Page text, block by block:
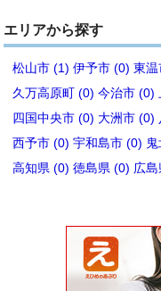
エリアから探す
松山市 (1) 伊予市 (0) 東
久万高原町 (0) 今治市 (0)
四国中央市 (0) 大洲市 (0)
西予市 (0) 宇和島市 (0)
高知県 (0) 徳島県 (0) 広